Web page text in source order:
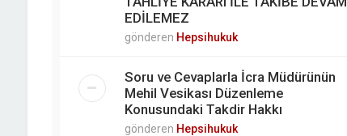
EDİLEMEZ
gönderen Hepsihukuk
Soru ve Cevaplarla İcra Müdürünün
Mehil Vesikası Düzenleme
Konusundaki Takdir Hakkı
gönderen Hepsihukuk